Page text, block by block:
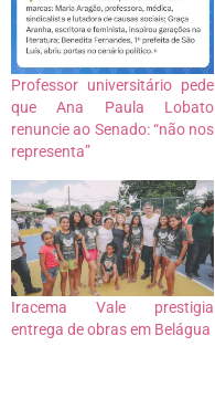
Professor universitário pede
que Ana Paula Lobato
renuncie ao Senado: “não nos
representa”
Iracema Vale prestigia
entrega de obras em Belágua